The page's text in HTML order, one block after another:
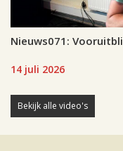
Nieuws071:
14 juli 2026
Bekijk alle video's